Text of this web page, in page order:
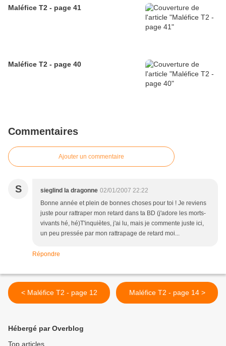
Maléfice T2 - page 41
Maléfice T2 - page 40
Commentaires
Ajouter un commentaire
S sieglind la dragonne 02/01/2007 22:22
Bonne année et plein de bonnes choses pour toi ! Je reviens
juste pour rattraper mon retard dans ta BD (j'adore les morts-
vivants hé, hé)T'inquiètes, j'ai lu, mais je commente juste ici,
un peu pressée par mon rattrapage de retard moi...
Répondre
< Maléfice T2 - page 12 Maléfice T2 - page 14 >
Hébergé par Overblog
Top articles